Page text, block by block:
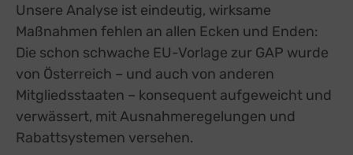
Unsere Analyse ist eindeutig, wirksame
Maßnahmen fehlen an allen Ecken und Enden:
Die schon schwache EU-Vorlage zur GAP wurde
von Österreich – und auch von anderen
Mitgliedsstaaten – konsequent aufgeweicht und
verwässert, mit Ausnahmeregelungen und
Rabattsystemen versehen.